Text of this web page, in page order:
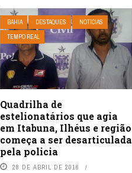
BAHIA DESTAQUES
NOTÍCIAS
TEMPO REAL
Quadrilha de
estelionatários que agia
em Itabuna, Ilhéus e região
começa a ser desarticulada
pela policia
28 DE ABRIL DE 2016